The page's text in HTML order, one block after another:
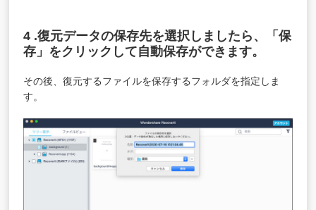
4 .復元データの保存先を選択しましたら、「保
存」をクリックして自動保存ができます。
その後、復元するファイルを保存するフォルダを指定しま
す。